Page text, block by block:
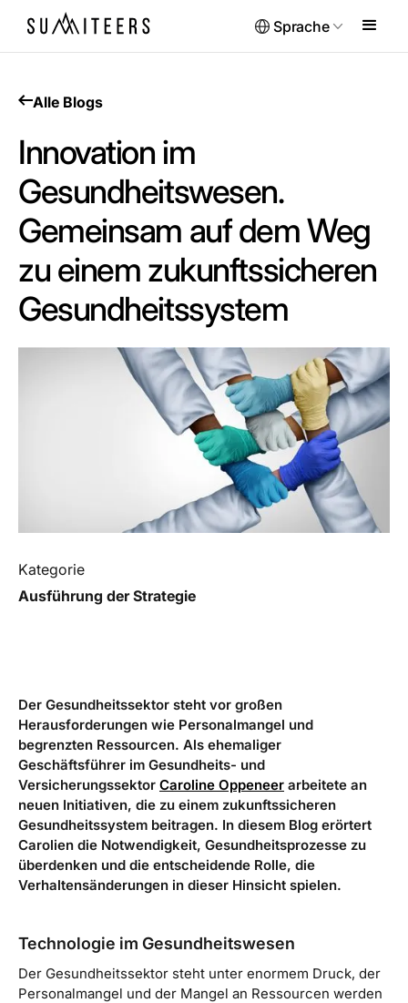
Sprache
Alle Blogs
Innovation im
Gesundheitswesen.
Gemeinsam auf dem Weg
zu einem zukunftssicheren
Gesundheitssystem
Kategorie
Ausführung der Strategie
Der Gesundheitssektor steht vor großen
Herausforderungen wie Personalmangel und
begrenzten Ressourcen. Als ehemaliger
Geschäftsführer im Gesundheits- und
Versicherungssektor Caroline Oppeneer arbeitete an
neuen Initiativen, die zu einem zukunftssicheren
Gesundheitssystem beitragen. In diesem Blog erörtert
Carolien die Notwendigkeit, Gesundheitsprozesse zu
überdenken und die entscheidende Rolle, die
Verhaltensänderungen in dieser Hinsicht spielen.
Technologie im Gesundheitswesen
Der Gesundheitssektor steht unter enormem Druck, der
Personalmangel und der Mangel an Ressourcen werden